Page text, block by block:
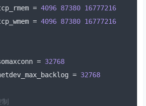
= 4096 87380 16777216
= 4096 87380 16777216
= 32768
= 32768
制